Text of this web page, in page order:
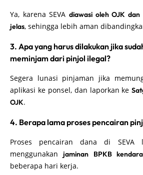
Ya, karena SEVA diawasi oleh OJK dan
jelas, sehingga lebih aman
3. Apa yang harus dilakukan jika
meminjam dari pinjol ilegal?
Segera lunasi pinjaman jika
aplikasi ke ponsel, dan laporkan ke
OJK.
4. Berapa lama proses pencairan
Proses pencairan dana di SEVA
menggunakan jaminan BPKB
beberapa hari kerja.